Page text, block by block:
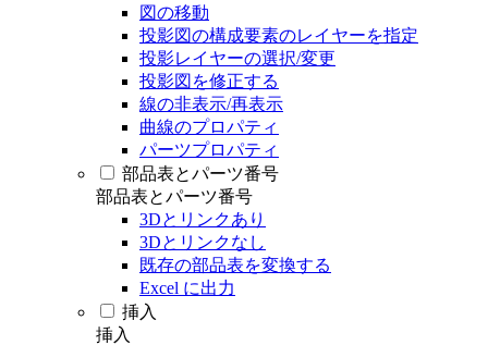
図の移動
投影図の構成要素のレイヤーを指定
投影レイヤーの選択/変更
投影図を修正する
線の非表示/再表示
曲線のプロパティ
パーツプロパティ
部品表とパーツ番号
部品表とパーツ番号
3Dとリンクあり
3Dとリンクなし
既存の部品表を変換する
Excel に出力
挿入
挿入